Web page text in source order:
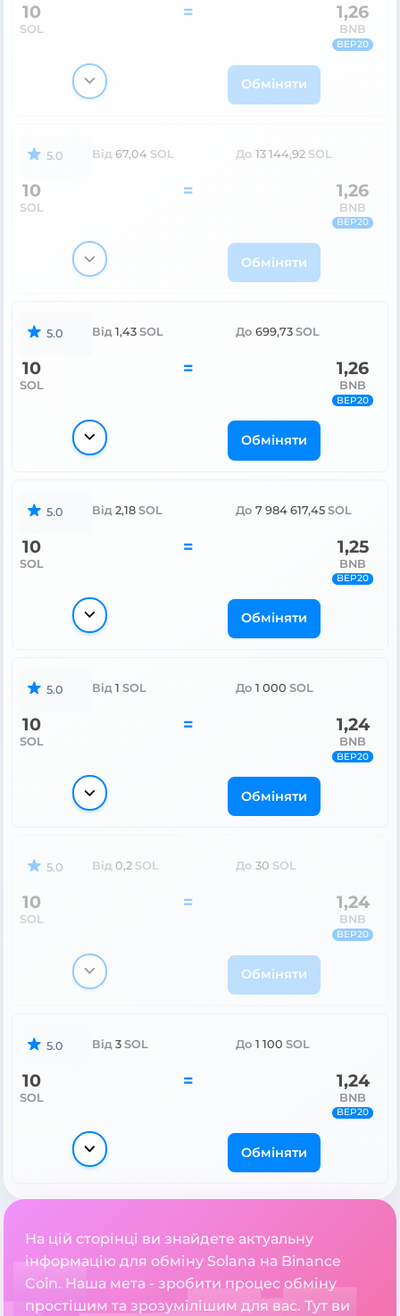
10
SOL
= 1,26
BNB
BEP20
Обміняти
5.0 Від 67,04 SOL До 13 144,92 SOL
10
SOL
= 1,26
BNB
BEP20
Обміняти
5.0 Від 1,43 SOL До 699,73 SOL
10
SOL
= 1,26
BNB
BEP20
Обміняти
5.0 Від 2,18 SOL До 7 984 617,45 SOL
10
SOL
= 1,25
BNB
BEP20
Обміняти
5.0 Від 1 SOL До 1 000 SOL
10
SOL
= 1,24
BNB
BEP20
Обміняти
5.0 Від 0,2 SOL До 30 SOL
10
SOL
= 1,24
BNB
BEP20
Обміняти
5.0 Від 3 SOL До 1 100 SOL
10
SOL
= 1,24
BNB
BEP20
Обміняти
На цій сторінці ви знайдете актуальну
інформацію для обміну Solana на Binance
Coin. Наша мета - зробити процес обміну
простішим та зрозумілішим для вас. Тут ви